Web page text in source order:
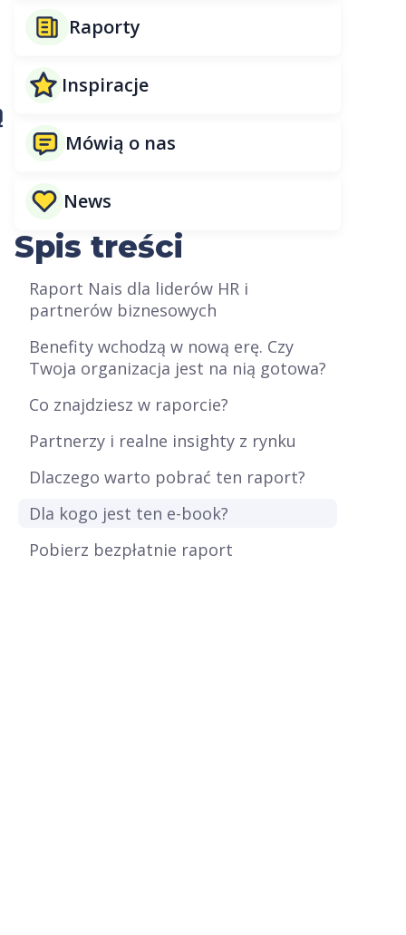
Raporty
Inspiracje
Mówią o nas
News
Spis treści
Raport Nais dla liderów HR i
partnerów biznesowych
Benefity wchodzą w nową erę. Czy
Twoja organizacja jest na nią gotowa?
Co znajdziesz w raporcie?
Partnerzy i realne insighty z rynku
Dlaczego warto pobrać ten raport?
Dla kogo jest ten e-book?
Pobierz bezpłatnie raport